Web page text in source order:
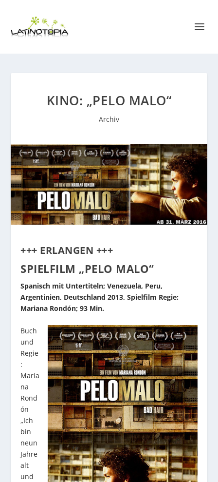
KINO: „PELO MALO“
Archiv
+++ ERLANGEN +++
SPIELFILM „PELO MALO“
Spanisch mit Untertiteln; Venezuela, Peru,
Argentinien, Deutschland 2013, Spielfilm Regie:
Mariana Rondón; 93 Min.
Buch
und
Regie
:
Maria
na
Rond
ón
„Ich
bin
neun
Jahre
alt
und